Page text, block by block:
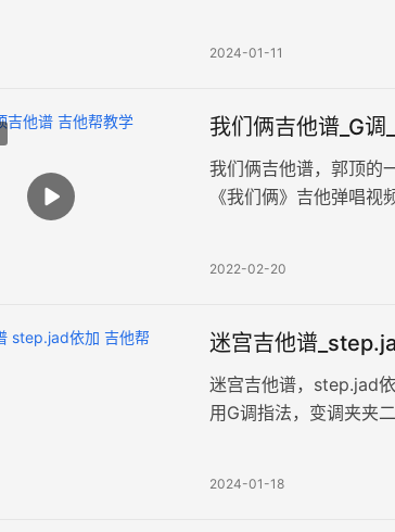
2024-01-11
我们俩吉他谱_G
我们俩吉他谱，郭顶的
《我们俩》吉他弹唱视
2022-02-20
迷宫吉他谱
迷宫吉他谱，step.jad
用G调指法，变调夹夹
2024-01-18